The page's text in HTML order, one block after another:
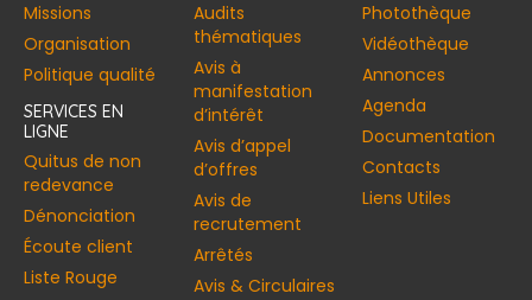
Missions
Organisation
Politique qualité
SERVICES EN
LIGNE
Quitus de non
redevance
Dénonciation
Écoute client
Liste Rouge
Audits
thématiques
Avis à
manifestation
d’intérêt
Avis d’appel
d’offres
Avis de
recrutement
Arrêtés
Avis & Circulaires
Photothèque
Vidéothèque
Annonces​
Agenda
Documentation
Contacts
Liens Utiles